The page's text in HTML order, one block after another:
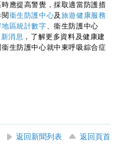
應提高警覺，採取適當防護措
衞生防護中心及 旅遊健康服務
地區統計數字、衞生防護中心
消息 ，了解更多資料及健康建
生防護中心就中東呼吸綜合症
返回新聞列表 返回頁首